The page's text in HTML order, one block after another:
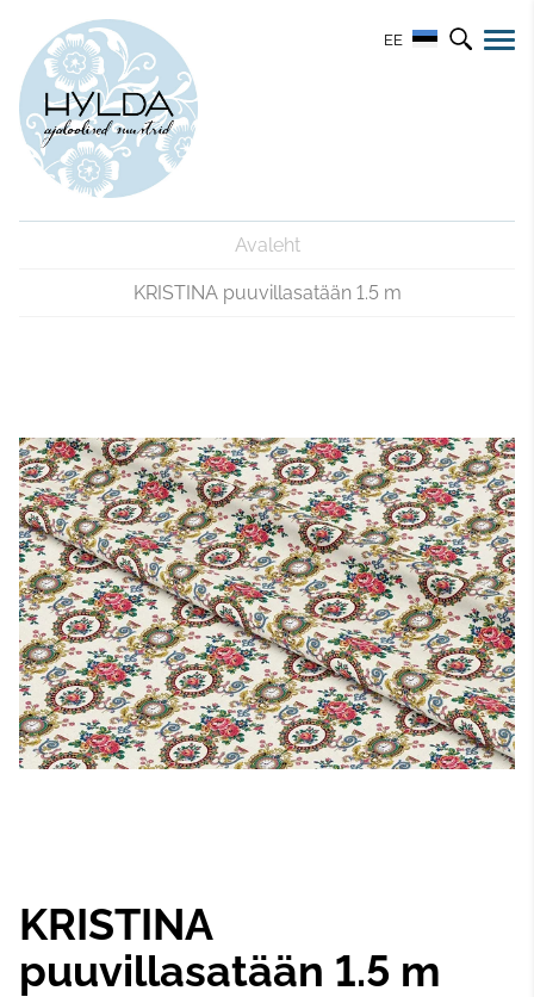
EE
Avaleht
KRISTINA puuvillasatään 1.5 m
KRISTINA
puuvillasatään 1.5 m